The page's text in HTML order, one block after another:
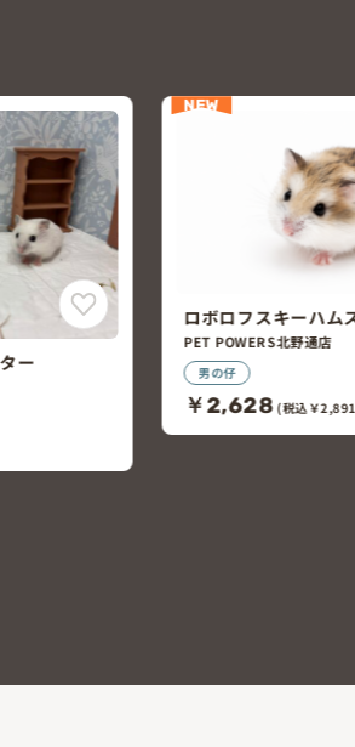
ター（ノーマ
NEW
ゴールデンハムス
黒）
PET POWERS北野通店
2026/06/01頃 生まれ
男の仔